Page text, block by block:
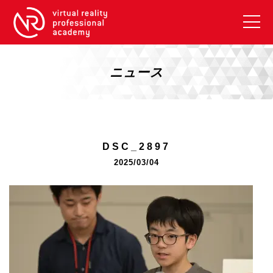
VRアカデミーとは
【2026年10月】ARエキスパートコース
【2026年10月】XRプロフェッショナル
《リスキリング補助金コース》
リスキリング補助金対象コース説明
《SDGs》
ニュース
DSC_2897
2025/03/04